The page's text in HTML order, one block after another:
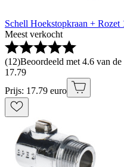
Schell Hoekstopkraan +
Meest verkocht
(12)Beoordeeld met 4.6 van
17.79
Prijs: 17.79 euro